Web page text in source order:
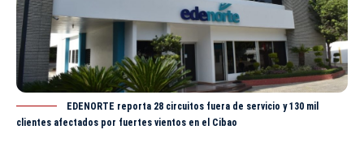
EDENORTE reporta 28 circuitos fuera de servicio y 130 mil
clientes afectados por fuertes vientos en el Cibao